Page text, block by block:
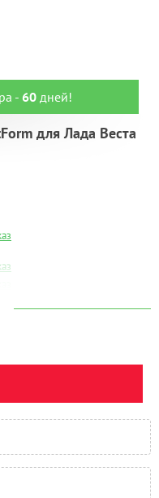
- 60дней!
для Лада Веста